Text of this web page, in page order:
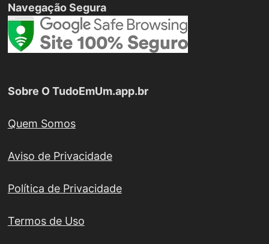
Navegação Segura
Sobre O TudoEmUm.app.br
Quem Somos
Aviso de Privacidade
Política de Privacidade
Termos de Uso